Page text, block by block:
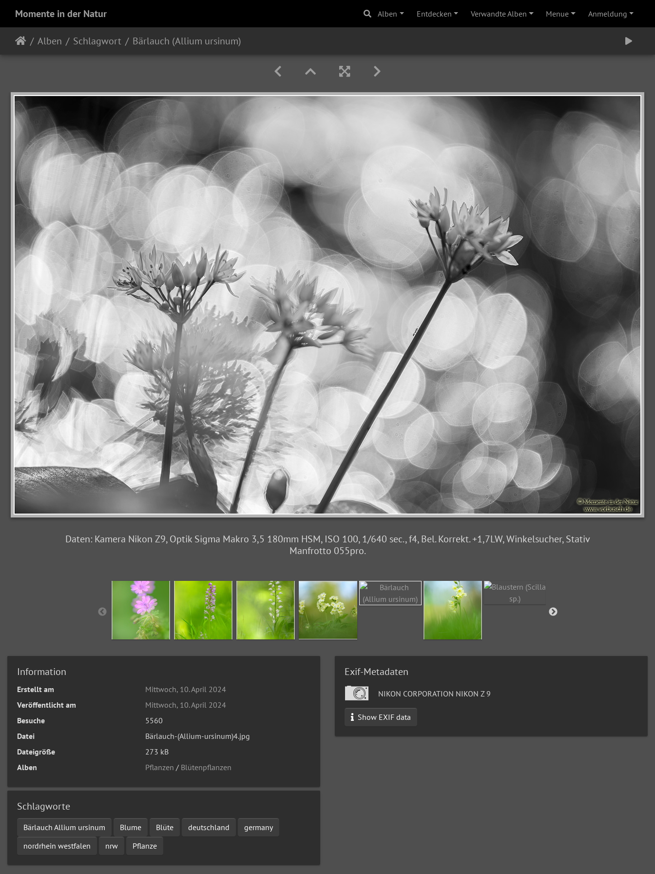
Momente in der Natur Alben Entdecken Verwandte Alben Menue Anmeldung
Alben Schlagwort Bärlauch (Allium ursinum)
Daten: Kamera Nikon Z9, Optik Sigma Makro 3,5 180mm HSM, ISO 100, 1/640 sec., f4, Bel. Korrekt. +1,7LW, Winkelsucher, Stativ
Manfrotto 055pro.
Information
Erstellt am
Mittwoch, 10. April 2024
Veröffentlicht am
Mittwoch, 10. April 2024
Besuche
5560
Datei
Bärlauch-(Allium-ursinum)4.jpg
Dateigröße
273 kB
Alben
Pflanzen / Blütenpflanzen
Schlagworte
Bärlauch Allium ursinum Blume Blüte deutschland
germany
nordrhein westfalen
nrw Pflanze
Exif-Metadaten
NIKON CORPORATION NIKON Z 9
Show EXIF data